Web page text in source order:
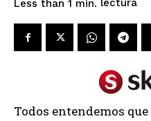
Less than 1 min. lectura
Todos entendemos que